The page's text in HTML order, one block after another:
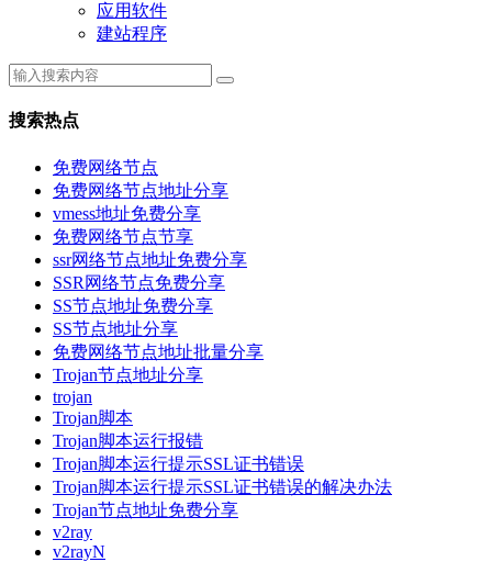
应用软件
建站程序
搜索热点
免费网络节点
免费网络节点地址分享
vmess地址免费分享
免费网络节点节享
ssr网络节点地址免费分享
SSR网络节点免费分享
SS节点地址免费分享
SS节点地址分享
免费网络节点地址批量分享
Trojan节点地址分享
trojan
Trojan脚本
Trojan脚本运行报错
Trojan脚本运行提示SSL证书错误
Trojan脚本运行提示SSL证书错误的解决办法
Trojan节点地址免费分享
v2ray
v2rayN